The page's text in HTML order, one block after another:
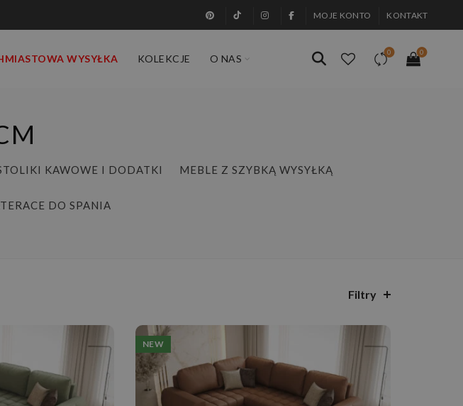
MOJE KONTO KONTAKT
WYSYŁKA KOLEKCJE O NAS
0 0
KAWOWE I DODATKI MEBLE Z SZYBKĄ WYSYŁKĄ
DO SPANIA
Filtry
NEW